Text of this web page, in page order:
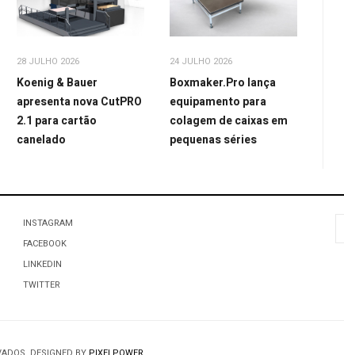
28 JULHO 2026
Koenig & Bauer
apresenta nova CutPRO
2.1 para cartão
canelado
24 JULHO 2026
Boxmaker.Pro lança
equipamento para
colagem de caixas em
pequenas séries
INSTAGRAM
FACEBOOK
LINKEDIN
TWITTER